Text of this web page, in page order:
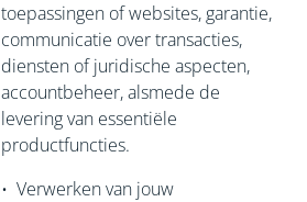
toepassingen of websites, garantie,
communicatie over transacties,
diensten of juridische aspecten,
accountbeheer, alsmede de
levering van essentiële
productfuncties.
• Verwerken van jouw